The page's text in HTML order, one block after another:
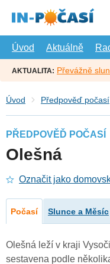
hlavní
Úvod
Aktuálně
AKTUALITA: Převážně
Úvod Předpověď počasí
PŘEDPOVĚĎ POČASÍ
Olešná
Označit jako
Počasí Slunce a Měsíc
Olešná leží v kraji
sestavena podle